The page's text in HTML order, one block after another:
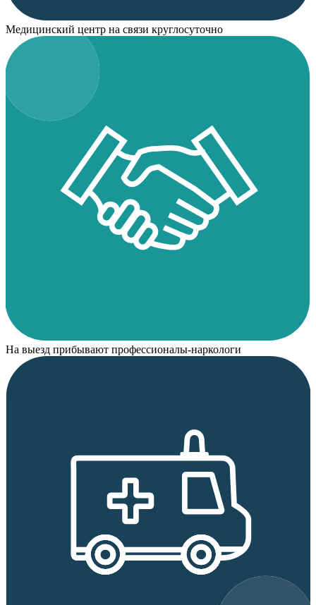
Медицинский центр на связи круглосуточно
На выезд прибывают профессионалы-наркологи